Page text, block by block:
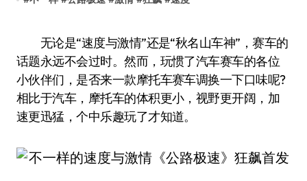
无论是“速度与激情”还是“秋名山车神”，赛车的
话题永远不会过时。然而，玩惯了汽车赛车的各位
小伙伴们，是否来一款摩托车赛车调换一下口味呢?
相比于汽车，摩托车的体积更小，视野更开阔，加
速更迅猛，个中乐趣玩了才知道。